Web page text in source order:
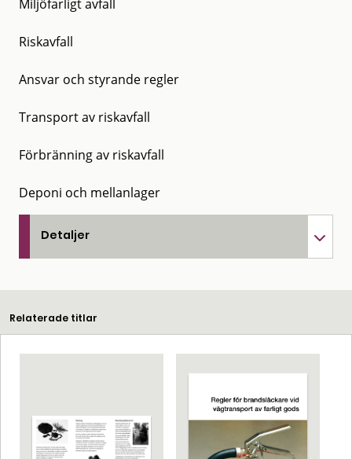
Miljöfarligt avfall
Riskavfall
Ansvar och styrande regler
Transport av riskavfall
Förbränning av riskavfall
Deponi och mellanlager
Detaljer
Relaterade titlar